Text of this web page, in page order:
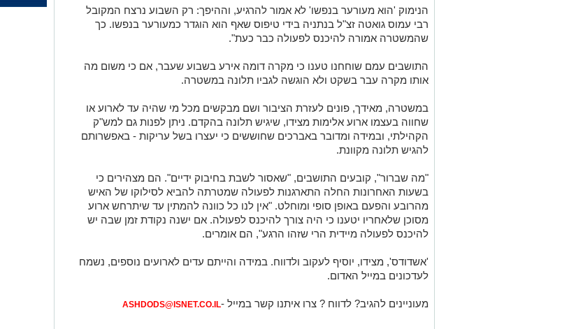
הנימוק 'הוא מעורער בנפשו' לא אמור להרגיע, וההיפך: רק השבוע נרצח המקובל
רבי עמוס גואטה זצ"ל בנתניה בידי טיפוס שאף הוא הוגדר כמעורער בנפשו. כך
שהמשטרה אמורה להיכנס לפעולה כבר כעת".
התושבים עמם שוחחנו טענו כי מקרה דומה אירע בשבוע שעבר, אם כי משום מה
אותו מקרה עבר בשקט ולא הוגשה לגביו תלונה במשטרה.
במשטרה, מאידך, פונים לעזרת הציבור ושם מבקשים מכל מי שהיה עד לארוע או
שחווה בעצמו ארוע אלימות מצידו, שיגיש תלונה בהקדם. ניתן לפנות גם למש"ק
הקהילתי, ובמידה ומדובר באברכים שחוששים כי יעצרו בשל עריקות - באפשרותם
להגיש תלונה מקוונת.
"מה שברור", קובעים התושבים, "שאסור לשבת בחיבוק ידיים". הם מצהירים כי
בשעות האחרונות החלה התארגנות לפעולה שמטרתה להביא לסילוקו של האיש
מהרובע והפעם באופן סופי ומוחלט. "אין לנו כל כוונה להמתין עד שיתרחש ארוע
מסוכן שלאחריו יטענו כי היה צורך להיכנס לפעולה. אם ישנה נקודת זמן שבה יש
להיכנס לפעולה מיידית הרי שזהו הרגע", הם אומרים.
'אשדודס', מצידו, יוסיף לעקוב ולדווח. במידה והייתם עדים לארועים נוספים, נשמח
לעדכונים במייל האדום.
מעוניינים להגיב? לדווח ? צרו איתנו קשר במייל -ASHDODS@ISNET.CO.IL